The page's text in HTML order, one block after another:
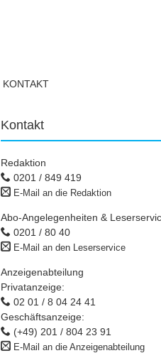
KONTAKT
Kontakt
Redaktion
0201 / 849 419
E-Mail an die Redaktion
Abo-Angelegenheiten &
0201 / 80 40
E-Mail an den Leserservice
Anzeigenabteilung
Privatanzeige:
02 01 / 8 04 24 41
Geschäftsanzeige:
(+49) 201 / 804 23 91
E-Mail an die Anzeigenabteilung